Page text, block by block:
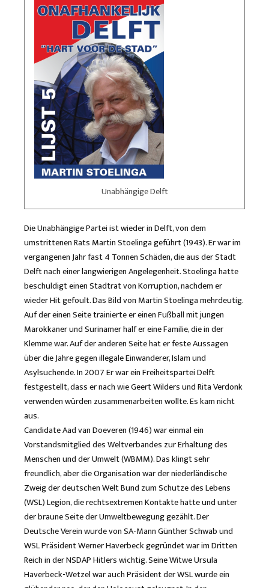
Unabhängige Delft
Die Unabhängige Partei ist wieder in Delft, von dem
umstrittenen Rats Martin Stoelinga geführt (1943). Er war im
vergangenen Jahr fast 4 Tonnen Schäden, die aus der Stadt
Delft nach einer langwierigen Angelegenheit. Stoelinga hatte
beschuldigt einen Stadtrat von Korruption, nachdem er
wieder Hit gefoult. Das Bild von Martin Stoelinga mehrdeutig.
Auf der einen Seite trainierte er einen Fußball mit jungen
Marokkaner und Surinamer half er eine Familie, die in der
Klemme war. Auf der anderen Seite hat er feste Aussagen
über die Jahre gegen illegale Einwanderer, Islam und
Asylsuchende. In 2007 Er war ein Freiheitspartei Delft
festgestellt, dass er nach wie Geert Wilders und Rita Verdonk
verwenden würden zusammenarbeiten wollte. Es kam nicht
aus.
Candidate Aad van Doeveren (1946) war einmal ein
Vorstandsmitglied des Weltverbandes zur Erhaltung des
Menschen und der Umwelt (WBMM). Das klingt sehr
freundlich, aber die Organisation war der niederländische
Zweig der deutschen Welt Bund zum Schutze des Lebens
(WSL) Legion, die rechtsextremen Kontakte hatte und unter
der braune Seite der Umweltbewegung gezählt. Der
Deutsche Verein wurde von SA-Mann Günther Schwab und
WSL Präsident Werner Haverbeck gegründet war im Dritten
Reich in der NSDAP Hitlers wichtig. Seine Witwe Ursula
Haverbeck-Wetzel war auch Präsident der WSL wurde ein